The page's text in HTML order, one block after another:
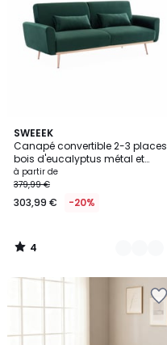
SWEEEK
Canapé convertible 2-3 places
bois d'eucalyptus métal et
velours OSKAR
à partir de
379,99 €
303,99 € -20%
4
/
5
2
Couleurs
4
/